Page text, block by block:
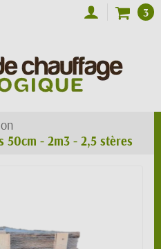
3
- 2m3 - 2,5 stères